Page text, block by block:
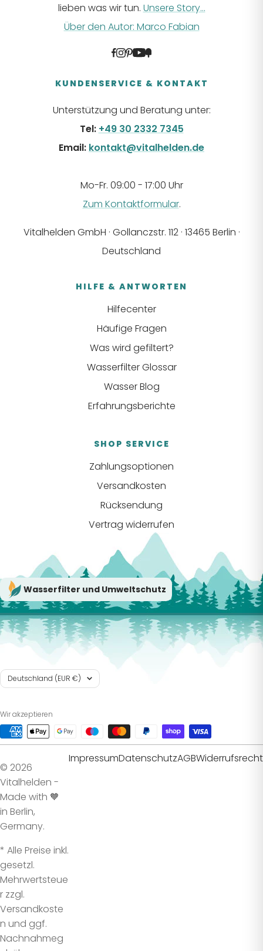
lieben was wir tun. Unsere Story...
Über den Autor: Marco Fabian
KUNDENSERVICE & KONTAKT
Unterstützung und Beratung unter:
Tel: +49 30 2332 7345
Email: kontakt@vitalhelden.de
Mo-Fr. 09:00 - 17:00 Uhr
Zum Kontaktformular.
Vitalhelden GmbH · Gollanczstr. 112 · 13465 Berlin ·
Deutschland
HILFE & ANTWORTEN
Hilfecenter
Häufige Fragen
Was wird gefiltert?
Wasserfilter Glossar
Wasser Blog
Erfahrungsberichte
SHOP SERVICE
Zahlungsoptionen
Versandkosten
Rücksendung
Vertrag widerrufen
Wasserfilter und Umweltschutz
Land/Region
Deutschland (EUR €)
Wir akzeptieren
© 2026
Vitalhelden -
Made with 🧡
in Berlin,
Germany.
* Alle Preise inkl.
gesetzl.
Mehrwertsteue
r zzgl.
Versandkoste
n und ggf.
Nachnahmeg
ImpressumDatenschutzAGBWiderrufsrecht